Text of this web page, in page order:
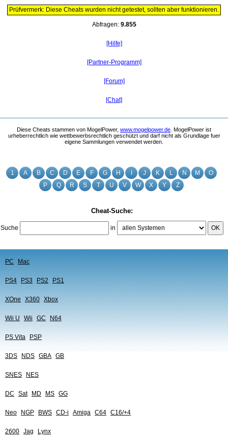
1 A B C D E F G H I J K L N M
O
P
Q R S T U V W X Y Z
Cheat-Suche:
Suche in OK
PC Mac
PS4 PS3 PS2 PS1
XOne X360 Xbox
Wii U Wii GC N64
PS Vita PSP
3DS NDS GBA GB
SNES NES
DC Sat MD MS GG
Neo NGP BWS CD-i Amiga C64 C16/+4
2600 Jag Lynx
Prüfvermerk: Diese Cheats wurden nicht getestet, sollten aber funktionieren.
Abfragen: 9.855
[Hilfe]
[Partner-Programm]
[Forum]
[Chat]
Diese Cheats stammen von MogelPower, www.mogelpower.de . MogelPower ist
urheberrechtlich wie wettbewerbsrechtlich geschützt und darf nicht als Grundlage fuer
eigene Sammlungen verwendet werden.